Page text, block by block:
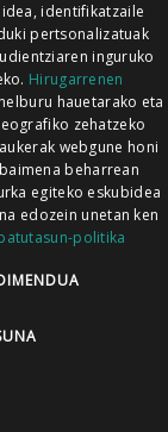
identifikatzaile
pertsonalizatuak
inguruko
Hirugarrenen
hauetarako eta
zehatzeko
webgune honi
beharrean
egiteko eskubidea
edozein unetan ken
politika